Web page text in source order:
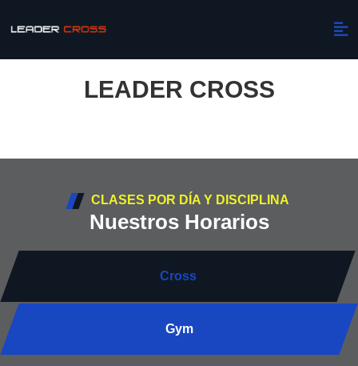
LEADER CROSS
CLASES POR DÍA Y DISCIPLINA
Nuestros Horarios
Cross
Gym